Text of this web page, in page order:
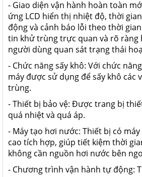
- Giao diện vận hành hoàn toàn
ứng LCD hiển thị nhiệt độ, thời
động và cảnh báo lỗi theo thời
tin khử trùng trực quan và rõ ràng
người dùng quan sát trạng thái
- Chức năng sấy khô: Với chức
máy được sử dụng để sấy khô các
trùng.
- Thiết bị bảo vệ: Được trang bị
quá nhiệt và quá áp.
- Máy tạo hơi nước: Thiết bị có
cao tích hợp, giúp tiết kiệm thời
không cần nguồn hơi nước bên
- Chương trình vận hành tự động: